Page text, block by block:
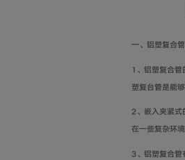
一、铝塑复合
1、铝塑复合管
塑复台管是能
2、嵌入夹紧式
在一些复杂环
3、铝塑复合管